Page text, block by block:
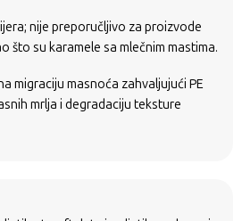
nije preporučljivo za proizvode
što su karamele sa mlečnim mastima.
migraciju masnoća zahvaljujući PE
mrlja i degradaciju teksture